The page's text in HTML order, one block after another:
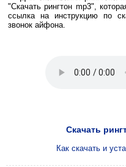
"Скачать рингтон mp3",
ссылка на инструкцию по
звонок айфона.
Скачать
Как скачать и